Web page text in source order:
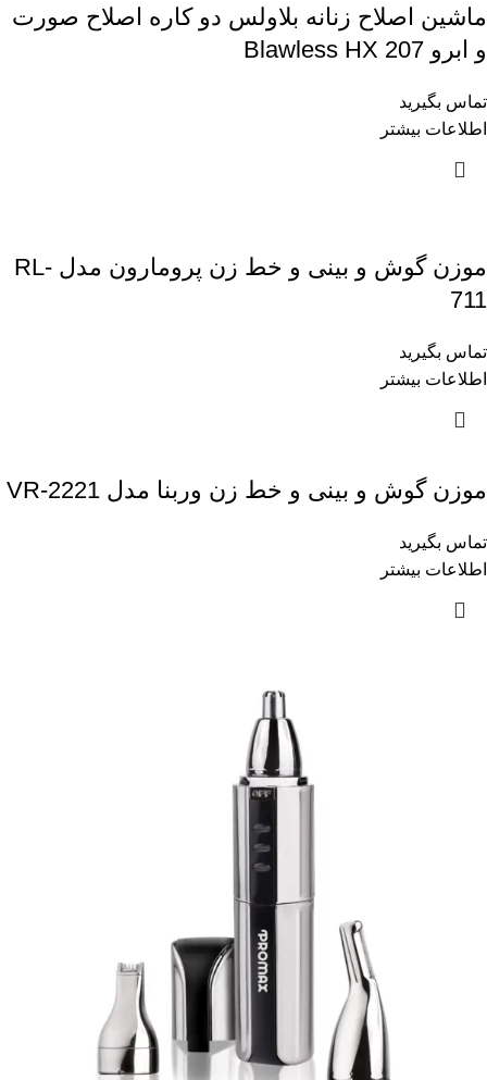
ماشین اصلاح زنانه بلاولس دو کاره اصلاح صورت
و ابرو Blawless HX 207
تماس بگیرید
اطلاعات بیشتر
موزن گوش و بینی و خط زن پرومارون مدل RL-
711
تماس بگیرید
اطلاعات بیشتر
موزن گوش و بینی و خط زن وربنا مدل VR-2221
تماس بگیرید
اطلاعات بیشتر